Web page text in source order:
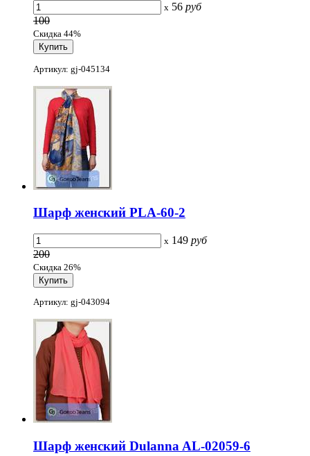
x 56 руб
100
Скидка 44%
Артикул: gj-045134
Шарф женский PLA-60-2
x 149 руб
200
Скидка 26%
Артикул: gj-043094
Шарф женский Dulanna AL-02059-6